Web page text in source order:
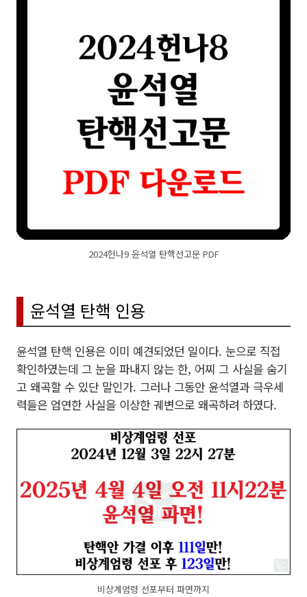
2024헌나9 윤석열 탄핵선고문 PDF
윤석열 탄핵 인용
윤석열 탄핵 인용은 이미 예견되었던 일이다. 눈으로 직접
확인하였는데 그 눈을 파내지 않는 한, 어찌 그 사실을 숨기
고 왜곡할 수 있단 말인가. 그러나 그동안 윤석열과 극우세
력들은 엄연한 사실을 이상한 궤변으로 왜곡하려 하였다.
비상계엄령 선포부터 파면까지